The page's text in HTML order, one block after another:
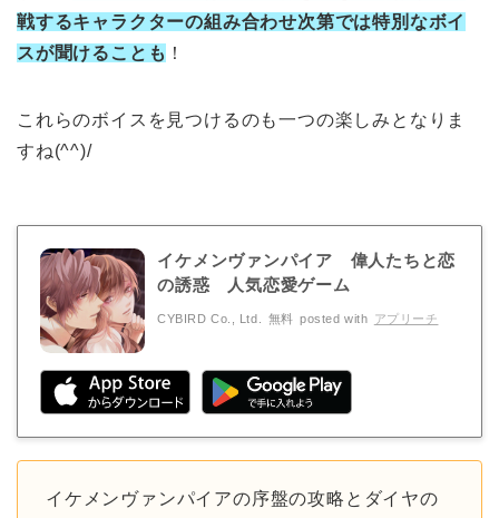
戦するキャラクターの組み合わせ次第では特別なボイ
スが聞けることも ！
これらのボイスを見つけるのも一つの楽しみとなりま
すね(^^)/
イケメンヴァンパイア 偉人たちと恋
の誘惑 人気恋愛ゲー‪ム‬
CYBIRD Co., Ltd. 無料 posted with アプリーチ
イケメンヴァンパイアの序盤の攻略とダイヤの